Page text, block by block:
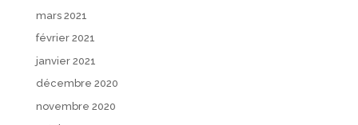
mars 2021
février 2021
janvier 2021
décembre 2020
novembre 2020